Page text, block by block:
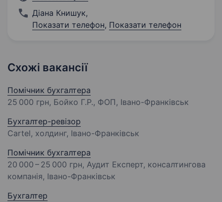
Діана Книшук,
Показати телефон, Показати телефон
Схожі вакансії
Помічник бухгалтера
25 000 грн, Бойко Г.Р., ФОП, Івано-Франківськ
Бухгалтер-ревізор
Cartel, холдинг, Івано-Франківськ
Помічник бухгалтера
20 000 – 25 000 грн, Аудит Експерт, консалтингова
компанія, Івано-Франківськ
Бухгалтер